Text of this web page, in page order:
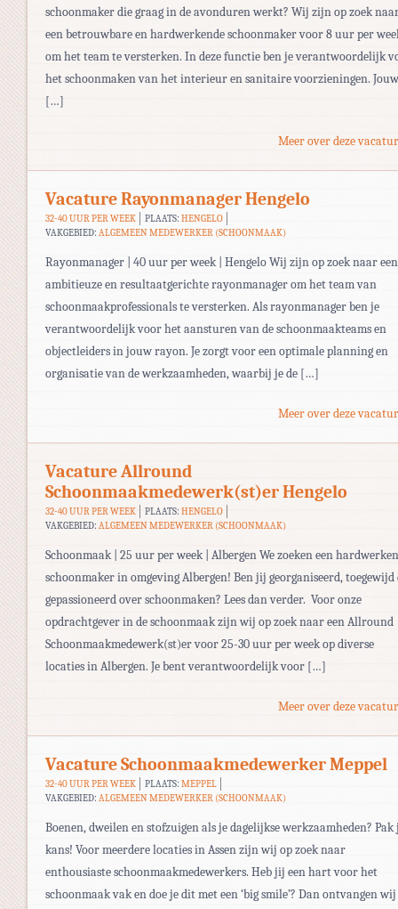
schoonmaker die graag in de avonduren werkt? Wij zijn op zoek
een betrouwbare en hardwerkende schoonmaker voor 8 uur per
om het team te versterken. In deze functie ben je verantwoordelijk
het schoonmaken van het interieur en sanitaire voorzieningen. Jouw
[…]
Meer over deze
Vacature Rayonmanager Hengelo
32-40 UUR PER WEEK PLAATS: HENGELO
VAKGEBIED: ALGEMEEN MEDEWERKER (SCHOONMAAK)
Rayonmanager | 40 uur per week | Hengelo Wij zijn op zoek naar een
ambitieuze en resultaatgerichte rayonmanager om het team van
schoonmaakprofessionals te versterken. Als rayonmanager ben je
verantwoordelijk voor het aansturen van de schoonmaakteams en
objectleiders in jouw rayon. Je zorgt voor een optimale planning en
organisatie van de werkzaamheden, waarbij je de […]
Meer over deze
Vacature Allround
Schoonmaakmedewerk(st)er Hengelo
32-40 UUR PER WEEK PLAATS: HENGELO
VAKGEBIED: ALGEMEEN MEDEWERKER (SCHOONMAAK)
Schoonmaak | 25 uur per week | Albergen We zoeken een
schoonmaker in omgeving Albergen! Ben jij georganiseerd, toegewijd
gepassioneerd over schoonmaken? Lees dan verder. Voor onze
opdrachtgever in de schoonmaak zijn wij op zoek naar een Allround
Schoonmaakmedewerk(st)er voor 25-30 uur per week op diverse
locaties in Albergen. Je bent verantwoordelijk voor […]
Meer over deze
Vacature Schoonmaakmedewerker Meppel
32-40 UUR PER WEEK PLAATS: MEPPEL
VAKGEBIED: ALGEMEEN MEDEWERKER (SCHOONMAAK)
Boenen, dweilen en stofzuigen als je dagelijkse werkzaamheden? Pak
kans! Voor meerdere locaties in Assen zijn wij op zoek naar
enthousiaste schoonmaakmedewerkers. Heb jij een hart voor het
schoonmaak vak en doe je dit met een ‘big smile’? Dan ontvangen wij